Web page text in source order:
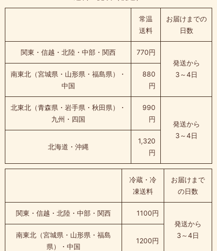
常温
送料
お届けまでの
日数
関東・信越・北陸・中部・関西
770円
発送から
3～4日
南東北（宮城県・山形県・福島県）・
中国
880
円
北東北（青森県・岩手県・秋田県）・
九州・四国
990
円
発送から
3～4日
北海道・沖縄
1,320
円
冷蔵・冷
凍送料
お届けまで
の日数
関東・信越・北陸・中部・関西
1100円
発送から
3～4日
南東北（宮城県・山形県・福島
県）・中国
1200円